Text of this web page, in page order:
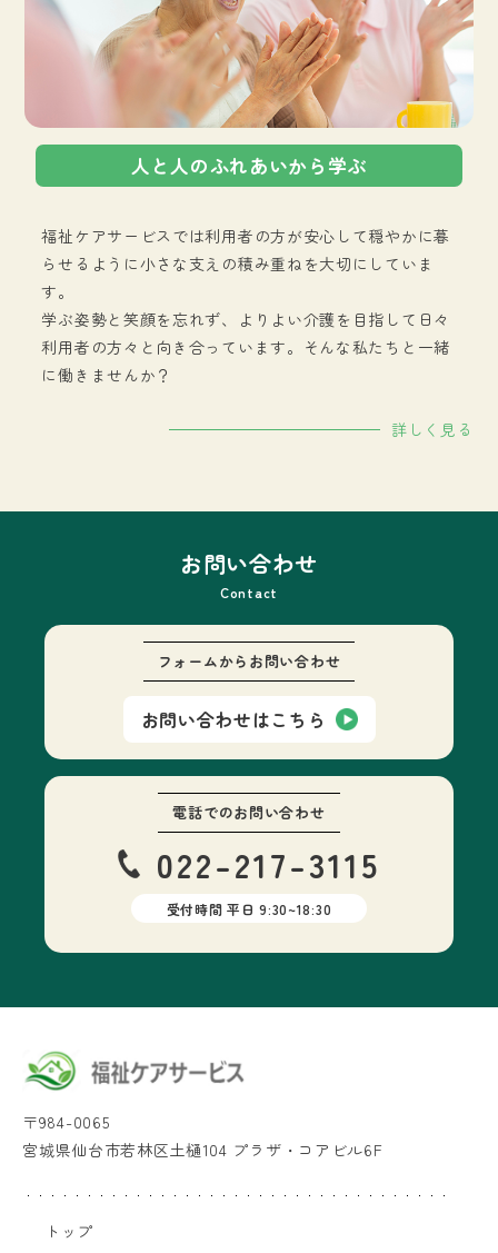
人と人のふれあいから学ぶ
福祉ケアサービスでは利用者の方が安心して穏やかに暮
らせるように小さな支えの積み重ねを大切にしていま
す。
学ぶ姿勢と笑顔を忘れず、よりよい介護を目指して日々
利用者の方々と向き合っています。そんな私たちと一緒
に働きませんか？
詳しく見る
お問い合わせ
Contact
フォームから お問い合わせ
お問い合わせはこちら
電話でのお問い合わせ
022-217-3115
受付時間 平日 9:30~18:30
〒984-0065
宮城県仙台市若林区土樋104 プラザ・コアビル6F
トップ